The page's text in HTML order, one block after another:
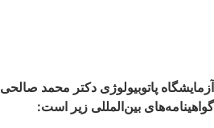
آزمایشگاه پاتوبیولوژی دکتر محمد صالحی
گواهینامه‌های بین‌المللی زیر است: